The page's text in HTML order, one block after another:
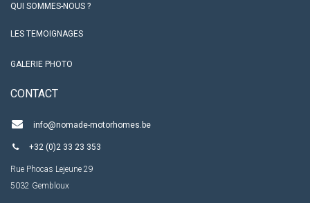
QUI SOMMES-NOUS ?
LES TEMOIGNAGES
GALERIE PHOTO
CO​NTACT
info@nomade-motorhomes.be
+32 (0)2 33 23 353
Rue Phocas Lejeune 29
5032 Gembloux